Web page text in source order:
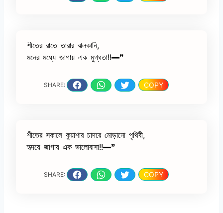
শীতের রাতে তারার ঝলকানি,
মনের মধ্যে জাগায় এক মুগ্ধতা!!━❞
SHARE: COPY
শীতের সকালে কুয়াশার চাদরে মোড়ানো পৃথিবী,
হৃদয়ে জাগায় এক ভালোবাসা!!━❞
SHARE: COPY